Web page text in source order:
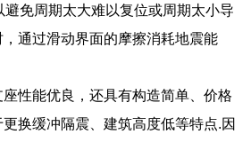
免周期太大难以复位或周期太小导
通过滑动界面的摩擦消耗地震能
座性能优良，还具有构造简单、价格
换缓冲隔震、建筑高度低等特点.因